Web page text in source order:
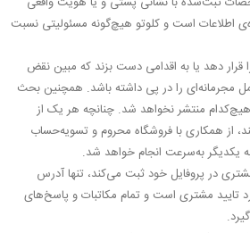
اطلاعات است و کلوتو هیچ‌گونه مسئولیتی نسبت
قرار دهد یا به اقدامی دست بزند که مبین نقض
مجرمانه‌ای را در پی داشته باشد. همچنین بحث
منتشر نخواهد شد. چنانچه هر یک از
از همکاری با فروشگاه محروم و تسویه‌حساب
به‌سرعت انجام خواهد شد.
در پروفایل خود ثبت می‌کند، تنها آدرس
تایید مشتری است و تمام مکاتبات و پاسخ‌های